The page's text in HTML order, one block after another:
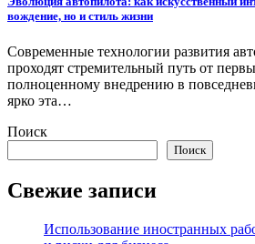
вождение, но и стиль жизни
Современные технологии развития
проходят стремительный путь от
полноценному внедрению в
ярко эта…
Поиск
Поиск
Свежие записи
Использование иностранных